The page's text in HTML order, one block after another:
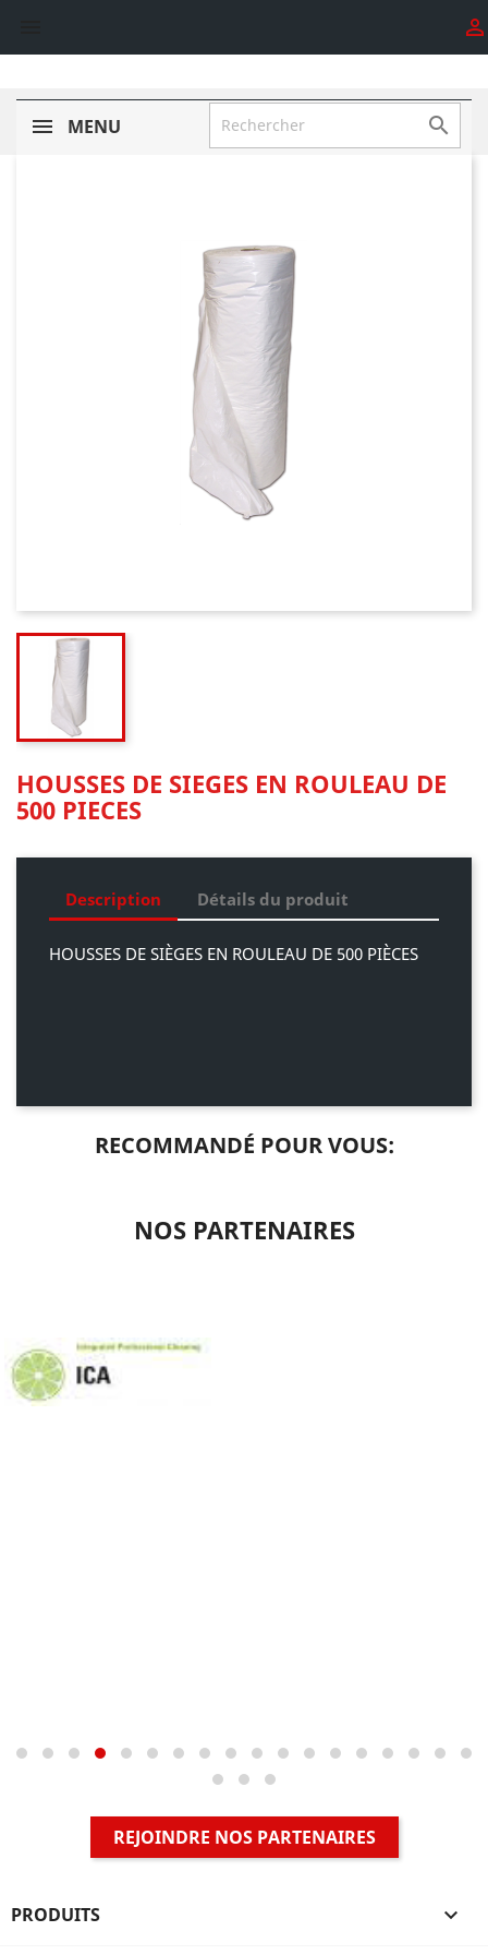

MENU 
HOUSSES DE SIEGES EN ROULEAU DE
500 PIECES
Description Détails du produit
HOUSSES DE SIÈGES EN ROULEAU DE 500 PIÈCES
RECOMMANDÉ POUR VOUS:
NOS PARTENAIRES
REJOINDRE NOS PARTENAIRES
PRODUITS 